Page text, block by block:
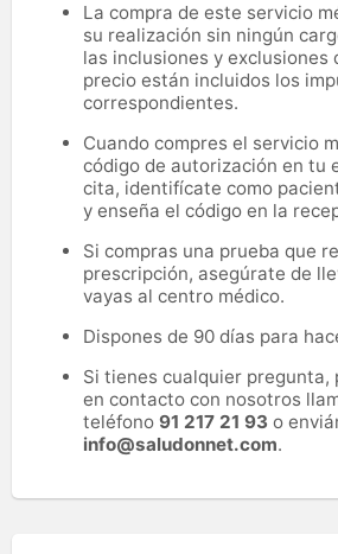
La compra de este servicio
su realización sin ningún
las inclusiones y exclusiones
precio están incluidos los
correspondientes.
Cuando compres el servicio
código de autorización en tu
cita, identifícate como
y enseña el código en la
Si compras una prueba que
prescripción, asegúrate de
vayas al centro médico.
Dispones de 90 días para
Si tienes cualquier pregunta,
en contacto con nosotros
teléfono 91 217 21 93 o
info@saludonnet.com.